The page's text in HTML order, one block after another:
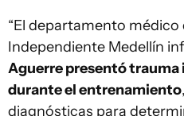
“El departamento
Independiente Medellín
Aguerre presentó
durante el entrenamiento
diagnósticas para